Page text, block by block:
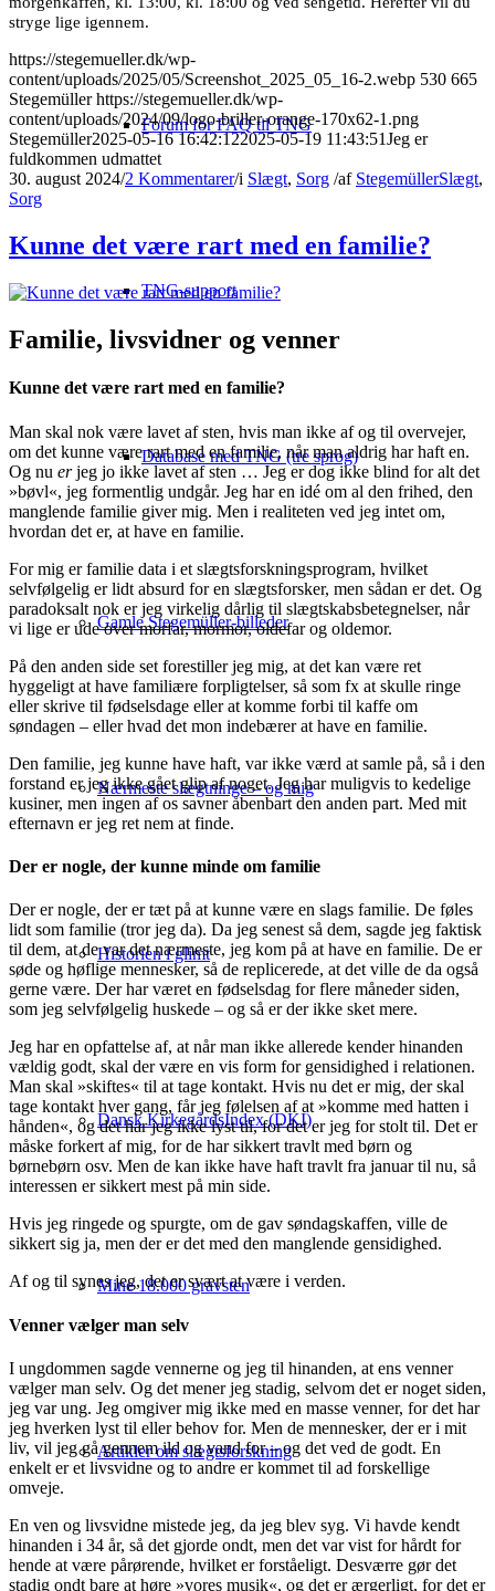
Forum for FAQ til TNG
TNG-support
Database med TNG (tre sprog)
Gamle Stegemüller-billeder
Nærmeste slægtninge – og mig
Historien i glimt
Dansk KirkegårdsIndex (DKI)
Mine 18.000 gravsten
Artikler om slægtsforskning
stryge lige igennem.
https://stegemueller.dk/wp-
content/uploads/2025/05/Screenshot_2025_05_16-2.webp 530 665
Stegemüller https://stegemueller.dk/wp-
content/uploads/2024/09/logo-briller-orange-170x62-1.png
Stegemüller2025-05-16 16:42:122025-05-19 11:43:51Jeg er
fuldkommen udmattet
30. august 2024/2 Kommentarer/i Slægt, Sorg /af StegemüllerSlægt,
Sorg
Kunne det være rart med en familie?
Familie, livsvidner og venner
Kunne det være rart med en familie?
Man skal nok være lavet af sten, hvis man ikke af og til overvejer,
om det kunne være rart med en familie, når man aldrig har haft en.
Og nu erjeg jo ikke lavet af sten … Jeg er dog ikke blind for alt det
»bøvl«, jeg formentlig undgår. Jeg har en idé om al den frihed, den
manglende familie giver mig. Men i realiteten ved jeg intet om,
hvordan det er, at have en familie.
For mig er familie data i et slægtsforskningsprogram, hvilket
selvfølgelig er lidt absurd for en slægtsforsker, men sådan er det. Og
paradoksalt nok er jeg virkelig dårlig til slægtskabsbetegnelser, når
vi lige er ude over morfar, mormor, oldefar og oldemor.
På den anden side set forestiller jeg mig, at det kan være ret
hyggeligt at have familiære forpligtelser, så som fx at skulle ringe
eller skrive til fødselsdage eller at komme forbi til kaffe om
søndagen – eller hvad det mon indebærer at have en familie.
Den familie, jeg kunne have haft, var ikke værd at samle på, så i den
forstand er jeg ikke gået glip af noget. Jeg har muligvis to kedelige
kusiner, men ingen af os savner åbenbart den anden part. Med mit
efternavn er jeg ret nem at finde.
Der er nogle, der kunne minde om familie
Der er nogle, der er tæt på at kunne være en slags familie. De føles
lidt som familie (tror jeg da). Da jeg senest så dem, sagde jeg faktisk
til dem, at de var det nærmeste, jeg kom på at have en familie. De er
søde og høflige mennesker, så de replicerede, at det ville de da også
gerne være. Der har været en fødselsdag for flere måneder siden,
som jeg selvfølgelig huskede – og så er der ikke sket mere.
Jeg har en opfattelse af, at når man ikke allerede kender hinanden
vældig godt, skal der være en vis form for gensidighed i relationen.
Man skal »skiftes« til at tage kontakt. Hvis nu det er mig, der skal
tage kontakt hver gang, får jeg følelsen af at »komme med hatten i
hånden«, og det har jeg ikke lyst til, for det er jeg for stolt til. Det er
måske forkert af mig, for de har sikkert travlt med børn og
børnebørn osv. Men de kan ikke have haft travlt fra januar til nu, så
interessen er sikkert mest på min side.
Hvis jeg ringede og spurgte, om de gav søndagskaffen, ville de
sikkert sig ja, men der er det med den manglende gensidighed.
Af og til synes jeg, det er svært at være i verden.
Venner vælger man selv
I ungdommen sagde vennerne og jeg til hinanden, at ens venner
vælger man selv. Og det mener jeg stadig, selvom det er noget siden,
jeg var ung. Jeg omgiver mig ikke med en masse venner, for det har
jeg hverken lyst til eller behov for. Men de mennesker, der er i mit
liv, vil jeg gå gennem ild og vand for – og det ved de godt. En
enkelt er et livsvidne og to andre er kommet til ad forskellige
omveje.
En ven og livsvidne mistede jeg, da jeg blev syg. Vi havde kendt
hinanden i 34 år, så det gjorde ondt, men det var vist for hårdt for
hende at være pårørende, hvilket er forståeligt. Desværre gør det
stadig ondt bare at høre »vores musik«, og det er ærgerligt, for det er